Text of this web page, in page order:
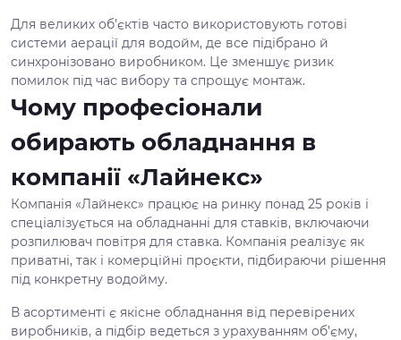
Для великих об’єктів часто використовують готові
системи аерації для водойм, де все підібрано й
синхронізовано виробником. Це зменшує ризик
помилок під час вибору та спрощує монтаж.
Чому професіонали
обирають обладнання в
компанії «Лайнекс»
Компанія «Лайнекс» працює на ринку понад 25 років і
спеціалізується на обладнанні для ставків, включаючи
розпилювач повітря для ставка. Компанія реалізує як
приватні, так і комерційні проєкти, підбираючи рішення
під конкретну водойму.
В асортименті є якісне обладнання від перевірених
виробників, а підбір ведеться з урахуванням об’єму,